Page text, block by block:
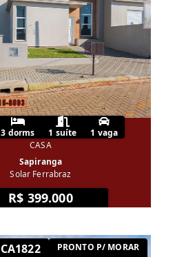
3 dorms 1 suíte
1 vaga
CASA
Sapiranga
Solar Ferrabraz
R$ 399.000
CA1822 PRONTO P/ MORAR